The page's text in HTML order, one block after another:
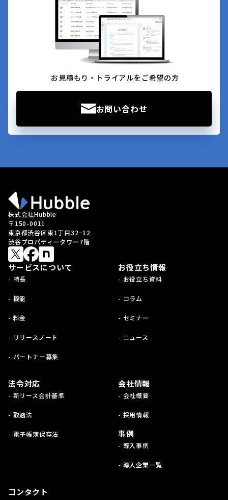
お見積もり・トライアルをご希望の方
お問い合わせ
株式会社Hubble
〒150-0011
東京都渋谷区東1丁目32−12
渋谷プロパティータワー7階
サービスについて
- 特長
- 機能
- 料金
- リリースノート
- パートナー募集
お役立ち情報
- お役立ち資料
- コラム
- セミナー
- ニュース
法令対応
- 新リース会計基準
- 取適法
- 電子帳簿保存法
会社情報
- 会社概要
- 採用情報
事例
- 導入事例
- 導入企業一覧
コンタクト